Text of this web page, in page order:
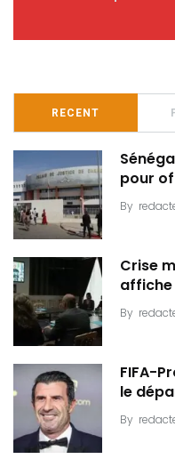
RECENT
pour
By
Crise
affiche
By
FIFA-
le
By